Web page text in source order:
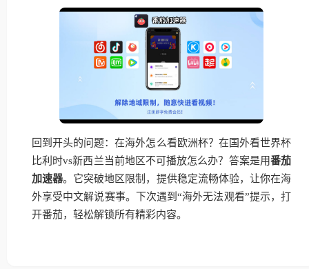
回到开头的问题：在海外怎么看欧洲杯？在国外看世界杯
比利时vs新西兰当前地区不可播放怎么办？答案是用番茄
加速器。它突破地区限制，提供稳定流畅体验，让你在海
外享受中文解说赛事。下次遇到“海外无法观看”提示，打
开番茄，轻松解锁所有精彩内容。